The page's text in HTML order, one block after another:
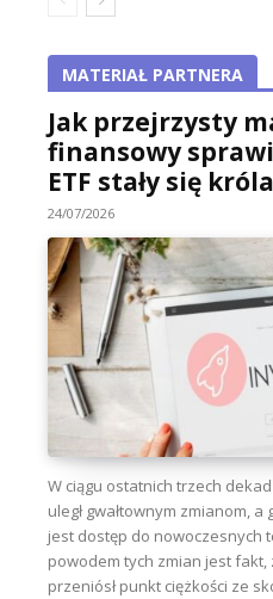
MATERIAŁ PARTNERA
Jak przejrzysty
finansowy
ETF stały się
24/07/2026
W ciągu ostatnich trzech
uległ gwałtownym zmianom,
jest dostęp do nowoczesnych
powodem tych zmian jest
przeniósł punkt ciężkości ze